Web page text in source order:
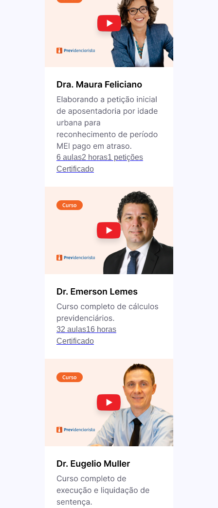
6 aulas2 horas1 petições
Certificado
32 aulas16 horas
Certificado